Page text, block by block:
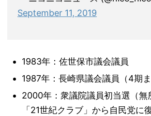
September 11, 2019
1983年：佐世保市議会議員
1987年：長崎県議会議員（4期ま
2000年：衆議院議員初当選（無
「21世紀クラブ」から自民党に